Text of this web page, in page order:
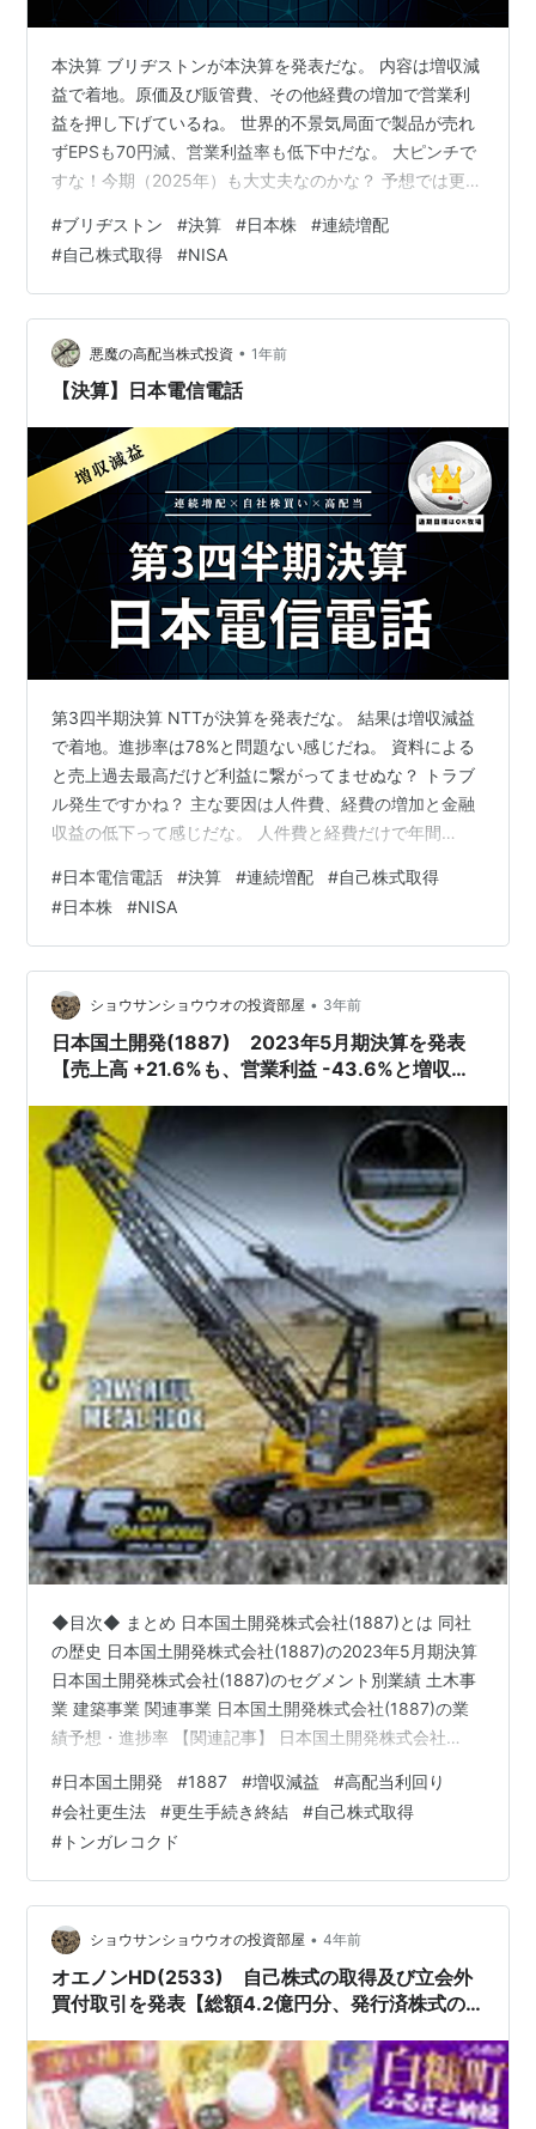
本決算 ブリヂストンが本決算を発表だな。 内容は増収減
益で着地。原価及び販管費、その他経費の増加で営業利
益を押し下げているね。 世界的不景気局面で製品が売れ
ずEPSも70円減、営業利益率も低下中だな。 大ピンチで
すな！今期（2025年）も大丈夫なのかな？ 予想では更に
方が深刻度が高いですね。売れない＋為替ブースト終
焉。 オワタ・・・ 大還元 株主還元は強化。自己資本
65%➡55%まで下げて資本効率を図る戦略だな。 つま
り、借金して還元（自己株式取得）に充てるようだね。
ROEを高める感じだね。 100万円くらいの自己株式取得
ですかね？ 3,…
#ブリヂストン #決算 #日本株 #連続増配
#自己株式取得 #NISA
悪魔の高配当株式投資 • 1年前
【決算】日本電信電話
第3四半期決算 NTTが決算を発表だな。 結果は増収減益
で着地。進捗率は78%と問題ない感じだね。 資料による
と売上過去最高だけど利益に繋がってませぬな？ トラブ
ル発生ですかね？ 主な要因は人件費、経費の増加と金融
収益の低下って感じだな。 人件費と経費だけで年間
け前である配当金は増えてますかね？ 配当金推移 今期の
年間配当は5.2円の予定だな。 問題は増配率の低迷って感
じだね。 由々しき事態ですよ？ 自己株式取得もしている
からな。総合的な還元はまだまだ高水準だな。 なんです
とぉ！ 自己株式取得 ここ数年は毎年2,000憶円以上の自
己株式取…
#日本電信電話 #決算 #連続増配 #自己株式取得
#日本株 #NISA
ショウサンショウウオの投資部屋 • 3年前
日本国土開発(1887) 2023年5月期決算を発表
【売上高 +21.6%も、営業利益 -43.6%と増収減
◆目次◆ まとめ 日本国土開発株式会社(1887)とは 同社
の歴史 日本国土開発株式会社(1887)の2023年5月期決算
日本国土開発株式会社(1887)のセグメント別業績 土木事
業 建築事業 関連事業 日本国土開発株式会社(1887)の業
績予想・進捗率 【関連記事】 日本国土開発株式会社
優待 ブログをご覧頂き、ありがとうございます。
shousanshouuoは、日本国土開発株式会社(1887)の末席
株主です。 今回は「日本国土開発(1887) 2023年5月期決
算を発表【売上高 +21.6%も、営業利益 -43.6%と増収
減…
#日本国土開発 #1887 #増収減益 #高配当利回り
#会社更生法 #更生手続き終結 #自己株式取得
# トンガレコクド
ショウサンショウウオの投資部屋 • 4年前
オエノンHD(2533) 自己株式の取得及び立会外
買付取引を発表【総額4.2億円分、発行済株式の